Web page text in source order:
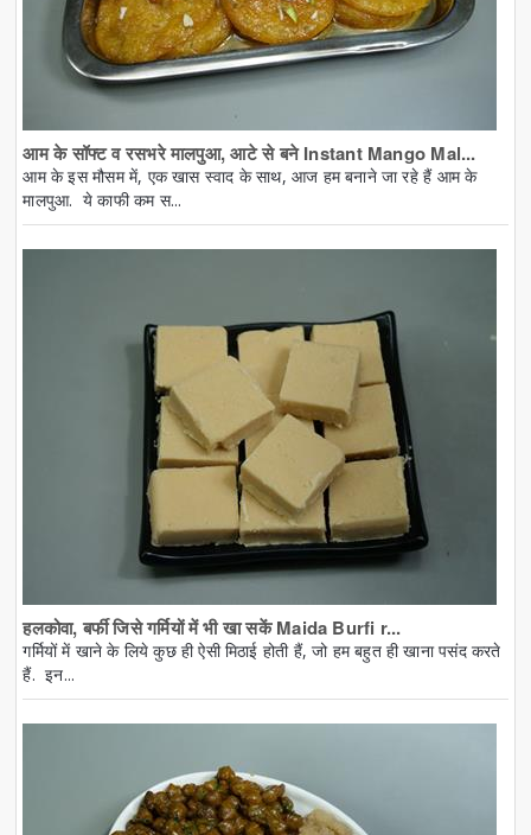
आम के सॉफ्ट व रसभरे मालपुआ, आटे से बने Instant Mango Mal...
आम के इस मौसम में, एक खास स्वाद के साथ, आज हम बनाने जा रहे हैं आम के
मालपुआ. ये काफी कम स...
हलकोवा, बर्फी जिसे गर्मियों में भी खा सकें Maida Burfi r...
गर्मियों में खाने के लिये कुछ ही ऐसी मिठाई होती हैं, जो हम बहुत ही खाना पसंद करते
हैं. इन...